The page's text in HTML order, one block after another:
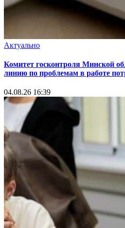
Актуально
Комитет госконтроля Минской
линию по проблемам в работе
04.08.26 16:39